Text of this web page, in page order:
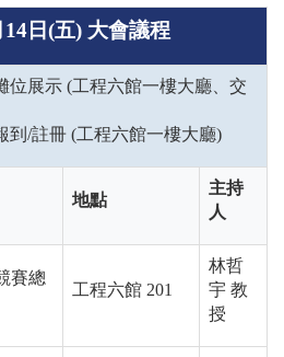
14日(五) 大會議程
位展示 (工程六館一樓大廳、交
到 /註冊 (工程六館一樓大廳)
地點
主持
人
賽總
工程六館 201
林哲
宇 教
授